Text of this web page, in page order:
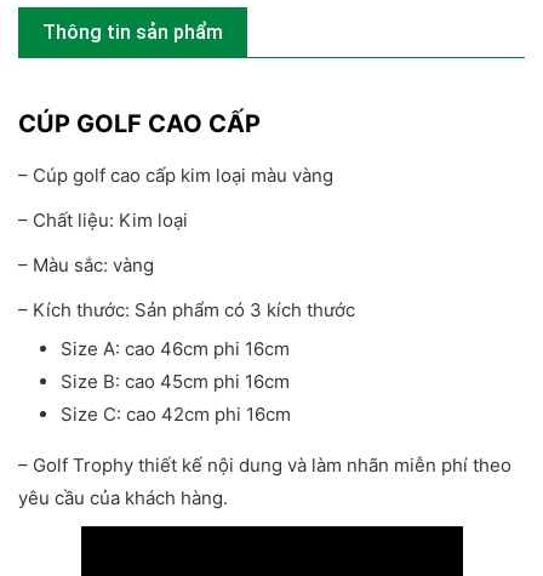
Thông tin sản phẩm
CÚP GOLF CAO CẤP
– Cúp golf cao cấp kim loại màu vàng
– Chất liệu: Kim loại
– Màu sắc: vàng
– Kích thước: Sản phẩm có 3 kích thước
Size A: cao 46cm phi 16cm
Size B: cao 45cm phi 16cm
Size C: cao 42cm phi 16cm
– Golf Trophy thiết kế nội dung và làm nhãn miễn phí theo
yêu cầu của khách hàng.